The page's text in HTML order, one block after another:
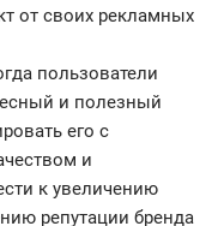
от своих рекламных
пользователи
и полезный
его с
и
к увеличению
репутации бренда